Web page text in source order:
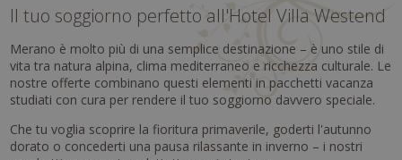
Il tuo soggiorno perfetto all'Hotel Villa Westend
Merano è molto più di una semplice destinazione – è uno stile di
vita tra natura alpina, clima mediterraneo e ricchezza culturale. Le
nostre offerte combinano questi elementi in pacchetti vacanza
studiati con cura per rendere il tuo soggiorno davvero speciale.
Che tu voglia scoprire la fioritura primaverile, goderti l'autunno
dorato o concederti una pausa rilassante in inverno – i nostri